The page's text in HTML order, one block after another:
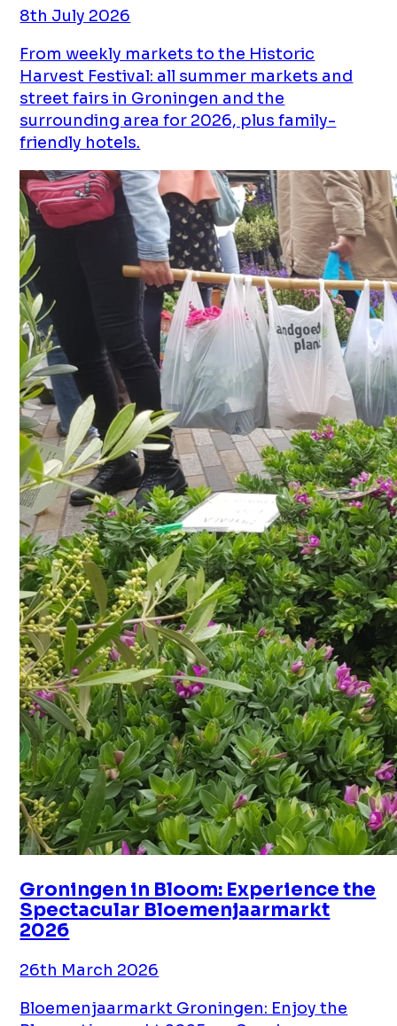
8th July 2026
From weekly markets to the Historic
Harvest Festival: all summer markets and
street fairs in Groningen and the
surrounding area for 2026, plus family-
friendly hotels.
Groningen in Bloom: Experience the
Spectacular Bloemenjaarmarkt
2026
26th March 2026
Bloemenjaarmarkt Groningen: Enjoy the